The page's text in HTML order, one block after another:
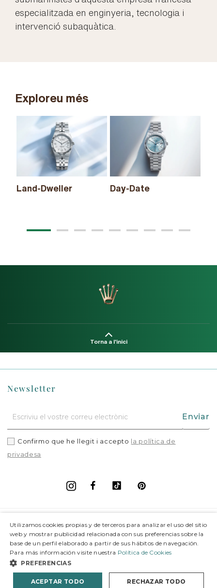
especialitzada en enginyeria, tecnologia i
intervenció subaquàtica.
Exploreu més
Land-Dweller Day-Date
Torna a l'inici
Informació
Suport
© 2026 Joieria Grau.Tots els drets reservats.
Newsletter
Enviar
Confirmo que he llegit i accepto la política de
privadesa
FacebookVimeo
Instagram
Utilizamos cookies propias y de terceros para analizar el uso del sitio
web y mostrar publicidad relacionada con sus preferencias sobre la
base de un perfil elaborado a partir de sus hábitos de navegación.
Para más información visite nuestra Política de Cookies
PREFERENCIAS
ACEPTAR TODO RECHAZAR TODO